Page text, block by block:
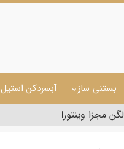
بستنی ساز آبسردکن استیل